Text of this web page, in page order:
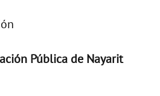
Pública de Nayarit